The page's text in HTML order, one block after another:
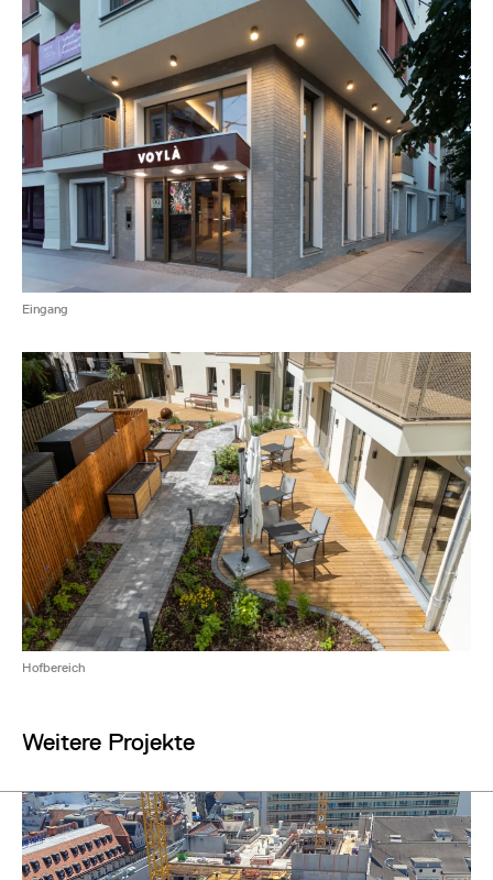
Eingang
Hofbereich
Weitere Projekte